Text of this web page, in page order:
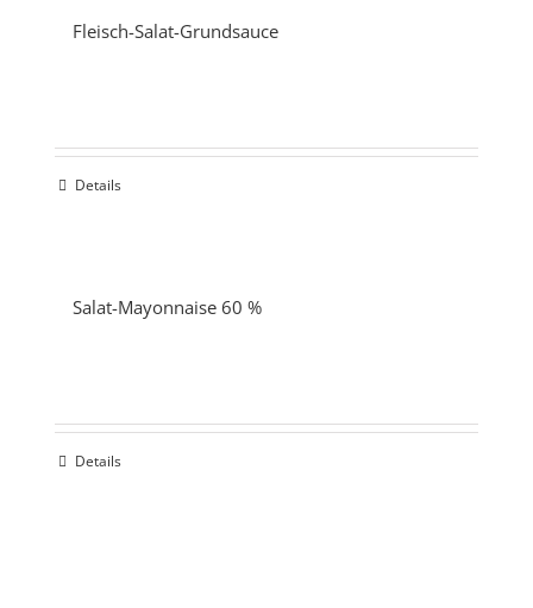
Fleisch-Salat-Grundsauce
Details
Salat-Mayonnaise 60 %
Details